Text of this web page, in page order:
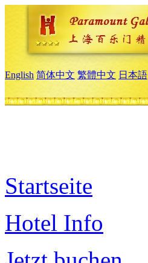
English 简体中文 繁體中文 日本語
Startseite
Hotel Info